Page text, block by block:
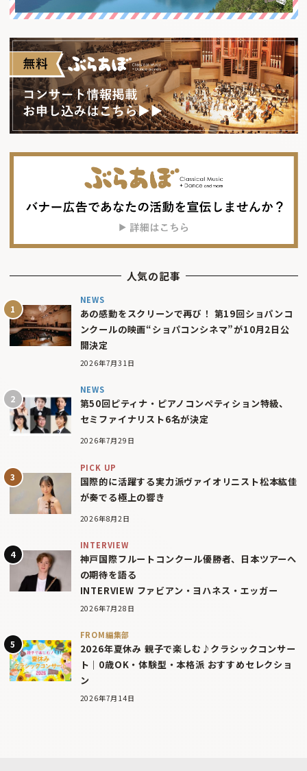
人気の記事
NEWS
あの感動をスクリーンで再び！ 第19回ショパンコ
ンクールの映画“ショパコンシネマ”が10月2日公
開決定
2026年7月31日
NEWS
第50回ピティナ・ピアノコンペティション特級、
セミファイナリスト6名が決定
2026年7月29日
PICK UP
国際的に活躍する実力派ヴァイオリニスト松本紘佳
が奏でる極上の響き
2026年8月2日
INTERVIEW
神戸国際フルートコンクール優勝者、日本ツアーへ
の期待を語る
INTERVIEW ファビアン・ヨハネス・エッガー
2026年7月28日
FROM編集部
2026年夏休み 親子で楽しむ♪クラシックコンサー
ト｜0歳OK・体験型・本格派 おすすめセレクショ
ン
2026年7月14日